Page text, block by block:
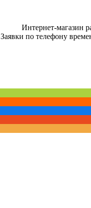
Интернет-магазин
Заявки по телефону